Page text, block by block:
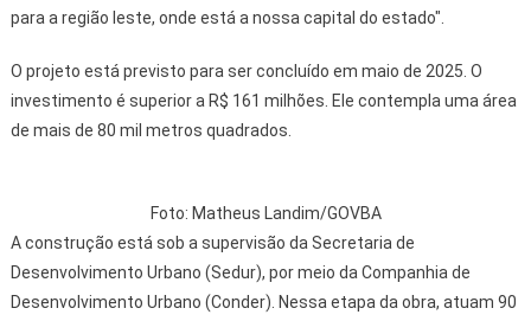
para a região leste, onde está a nossa capital do estado".
O projeto está previsto para ser concluído em maio de 2025. O
investimento é superior a R$ 161 milhões. Ele contempla uma área
de mais de 80 mil metros quadrados.
Foto: Matheus Landim/GOVBA
A construção está sob a supervisão da Secretaria de
Desenvolvimento Urbano (Sedur), por meio da Companhia de
Desenvolvimento Urbano (Conder). Nessa etapa da obra, atuam 90